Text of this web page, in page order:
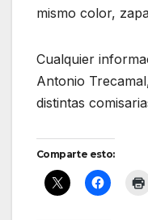
mismo color,
Cualquier
Antonio
distintas
Comparte esto: